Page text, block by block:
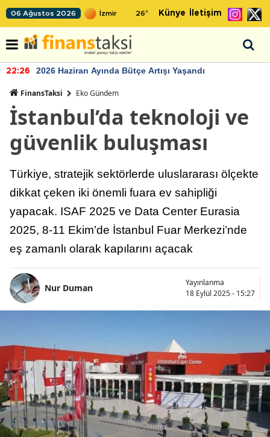
06 Ağustos 2026 26° Künye İletişim
22:26 2026 Haziran Ayında Bütçe Artışı Yaşandı
FinansTaksi Eko Gündem
İstanbul’da teknoloji ve
güvenlik buluşması
Türkiye, stratejik sektörlerde uluslararası ölçekte
dikkat çeken iki önemli fuara ev sahipliği
yapacak. ISAF 2025 ve Data Center Eurasia
2025, 8-11 Ekim’de İstanbul Fuar Merkezi’nde
eş zamanlı olarak kapılarını açacak
Nur Duman
Yayınlanma
18 Eylül 2025 - 15:27